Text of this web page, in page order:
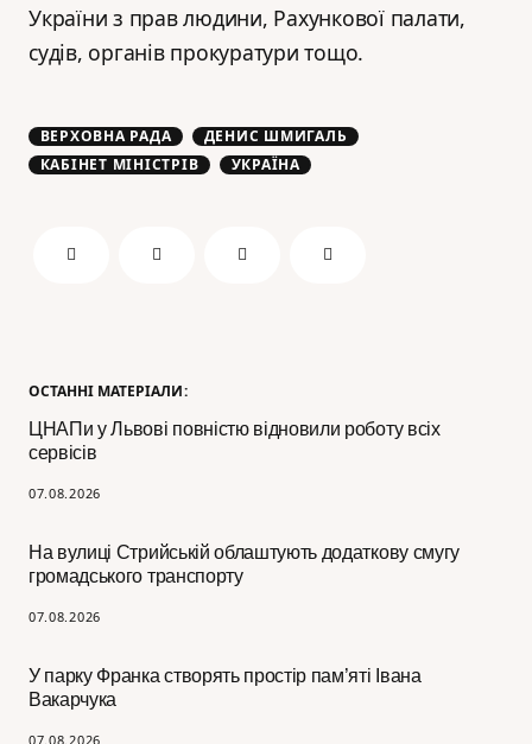
ОСТАННІ МАТЕРІАЛИ:
ЦНАПи у Львові повністю відновили роботу всіх
сервісів
07.08.2026
На вулиці Стрийській облаштують додаткову смугу
громадського транспорту
07.08.2026
У парку Франка створять простір пам’яті Івана
Вакарчука
07.08.2026
України з прав людини, Рахункової палати,
судів, органів прокуратури тощо.
ВЕРХОВНА РАДА
ДЕНИС ШМИГАЛЬ
КАБІНЕТ МІНІСТРІВ
УКРАЇНА